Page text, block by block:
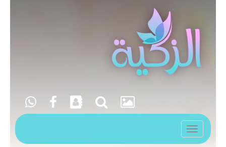
Toggle
navigation